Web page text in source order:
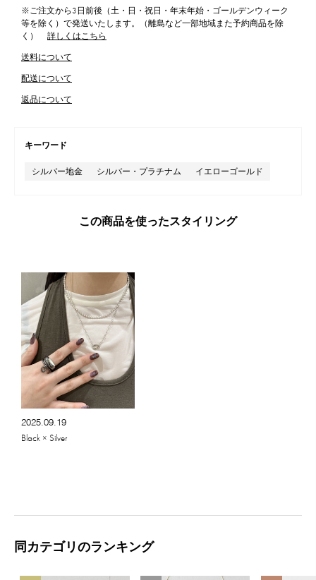
※ご注文から3日前後（土・日・祝日・年末年始・ゴールデンウィーク
等を除く）で発送いたします。（離島など一部地域また予約商品を除
く）
詳しくはこちら
送料について
配送について
返品について
キーワード
シルバー地金 シルバー・プラチナム イエローゴールド
この商品を使ったスタイリング
2025.09.19
Black × Silver
同カテゴリのランキング